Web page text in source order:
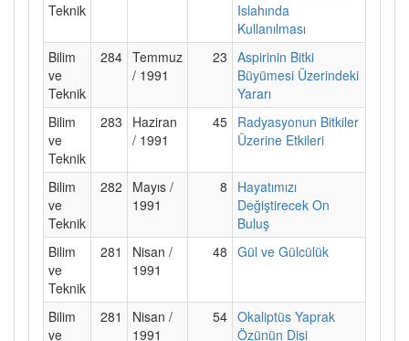
Teknik
Islahında
Kullanılması
Bilim
ve
Teknik
284 Temmuz
/ 1991
23 Aspirinin Bitki
Büyümesi Üzerindeki
Yararı
Bilim
ve
Teknik
283
Haziran
/ 1991
45 Radyasyonun Bitkiler
Üzerine Etkileri
Bilim
ve
Teknik
282
Mayıs /
1991
8
Hayatımızı
Değiştirecek On
Buluş
Bilim
ve
Teknik
281
Nisan /
1991
48 Gül ve Gülcülük
Bilim
ve
281
Nisan /
1991
54 Okaliptüs Yaprak
Özünün Dişi